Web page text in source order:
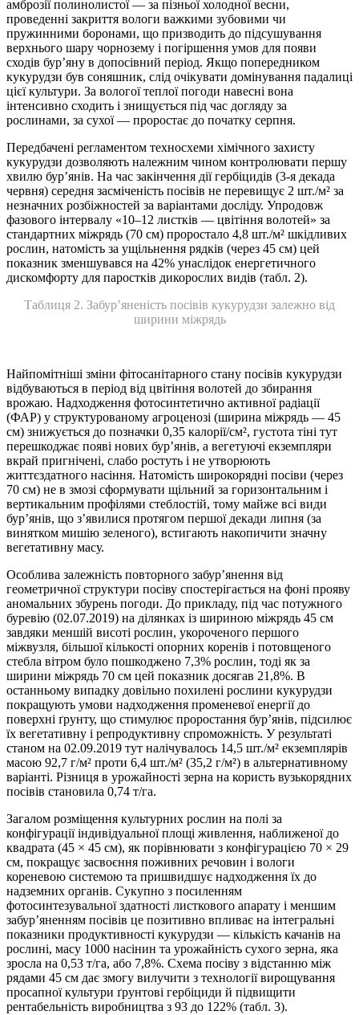
амброзії полинолистої — за пізньої холодної весни,
проведенні закриття вологи важкими зубовими чи
пружинними боронами, що призводить до підсушування
верхнього шару чорнозему і погіршення умов для появи
сходів бур’яну в допосівний період. Якщо попередником
кукурудзи був соняшник, слід очікувати домінування падалиці
цієї культури. За вологої теплої погоди навесні вона
інтенсивно сходить і знищується під час догляду за
рослинами, за сухої — проростає до початку серпня.
Передбачені регламентом техносхеми хімічного захисту
кукурудзи дозволяють належним чином контролювати першу
хвилю бур’янів. На час закінчення дії гербіцидів (3-я декада
червня) середня засміченість посівів не перевищує 2 шт./м² за
незначних розбіжностей за варіантами досліду. Упродовж
фазового інтервалу «10–12 листків — цвітіння волотей» за
стандартних міжрядь (70 см) проростало 4,8 шт./м² шкідливих
рослин, натомість за ущільнення рядків (через 45 см) цей
показник зменшувався на 42% унаслідок енергетичного
дискомфорту для паростків дикорослих видів (табл. 2).
Таблиця 2. Забур’яненість посівів кукурудзи залежно від
ширини міжрядь
Найпомітніші зміни фітосанітарного стану посівів кукурудзи
відбуваються в період від цвітіння волотей до збирання
врожаю. Надходження фотосинтетично активної радіації
(ФАР) у структурованому агроценозі (ширина міжрядь — 45
см) знижується до позначки 0,35 калорії/см², густота тіні тут
перешкоджає появі нових бур’янів, а вегетуючі екземпляри
вкрай пригнічені, слабо ростуть і не утворюють
життєздатного насіння. Натомість широкорядні посіви (через
70 см) не в змозі сформувати щільний за горизонтальним і
вертикальним профілями стеблостій, тому майже всі види
бур’янів, що з’явилися протягом першої декади липня (за
винятком мишію зеленого), встигають накопичити значну
вегетативну масу.
Особлива залежність повторного забур’янення від
геометричної структури посіву спостерігається на фоні прояву
аномальних збурень погоди. До прикладу, під час потужного
буревію (02.07.2019) на ділянках із шириною міжрядь 45 см
завдяки меншій висоті рослин, укороченого першого
міжвузля, більшої кількості опорних коренів і потовщеного
стебла вітром було пошкоджено 7,3% рослин, тоді як за
ширини міжрядь 70 см цей показник досягав 21,8%. В
останньому випадку довільно похилені рослини кукурудзи
покращують умови надходження променевої енергії до
поверхні ґрунту, що стимулює проростання бур’янів, підсилює
їх вегетативну і репродуктивну спроможність. У результаті
станом на 02.09.2019 тут налічувалось 14,5 шт./м² екземплярів
масою 92,7 г/м² проти 6,4 шт./м² (35,2 г/м²) в альтернативному
варіанті. Різниця в урожайності зерна на користь вузькорядних
посівів становила 0,74 т/га.
Загалом розміщення культурних рослин на полі за
конфігурації індивідуальної площі живлення, наближеної до
квадрата (45 × 45 см), як порівнювати з конфігурацією 70 × 29
см, покращує засвоєння поживних речовин і вологи
кореневою системою та пришвидшує надходження їх до
надземних органів. Сукупно з посиленням
фотосинтезувальної здатності листкового апарату і меншим
забур’яненням посівів це позитивно впливає на інтегральні
показники продуктивності кукурудзи — кількість качанів на
рослині, масу 1000 насінин та урожайність сухого зерна, яка
зросла на 0,53 т/га, або 7,8%. Схема посіву з відстанню між
рядами 45 см дає змогу вилучити з технології вирощування
просапної культури ґрунтові гербіциди й підвищити
рентабельність виробництва з 93 до 122% (табл. 3).